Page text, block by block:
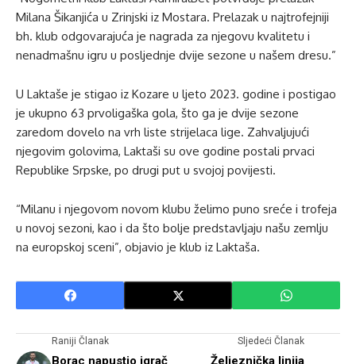
Milana Šikanjića u Zrinjski iz Mostara. Prelazak u najtrofejniji
bh. klub odgovarajuća je nagrada za njegovu kvalitetu i
nenadmašnu igru ​​u posljednje dvije sezone u našem dresu.”
U Laktaše je stigao iz Kozare u ljeto 2023. godine i postigao
je ukupno 63 prvoligaška gola, što ga je dvije sezone
zaredom dovelo na vrh liste strijelaca lige. Zahvaljujući
njegovim golovima, Laktaši su ove godine postali prvaci
Republike Srpske, po drugi put u svojoj povijesti.
“Milanu i njegovom novom klubu želimo puno sreće i trofeja
u novoj sezoni, kao i da što bolje predstavljaju našu zemlju
na europskoj sceni”, objavio je klub iz Laktaša.
Raniji Članak
Borac napustio igrač
Sljedeći Članak
Željeznička linija